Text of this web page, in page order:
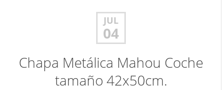
JUL
04
Chapa Metálica Mahou Coche
tamaño 42x50cm.